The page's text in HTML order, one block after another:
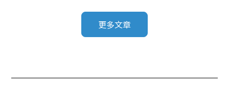
更多文章